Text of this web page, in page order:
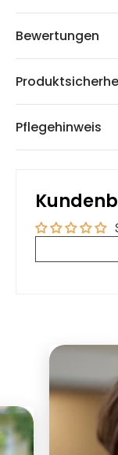
Bewertungen
Pflegehinweis